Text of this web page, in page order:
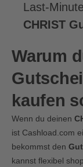
Last-
CHRIST
Warum
kaufen
Wenn du deinen
ist Cashload.com
bekommst den
kannst flexibel